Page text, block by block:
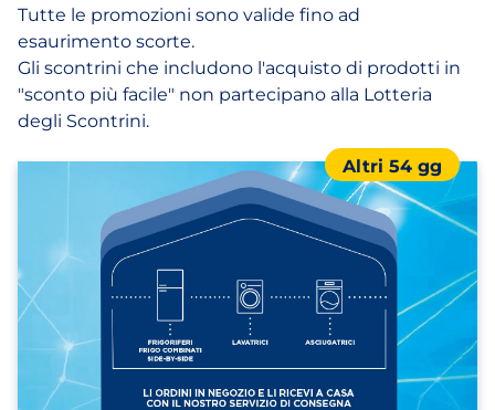
Tutte le promozioni sono valide fino ad
esaurimento scorte.
Gli scontrini che includono l'acquisto di prodotti in
"sconto più facile" non partecipano alla Lotteria
degli Scontrini.
Altri 54 gg